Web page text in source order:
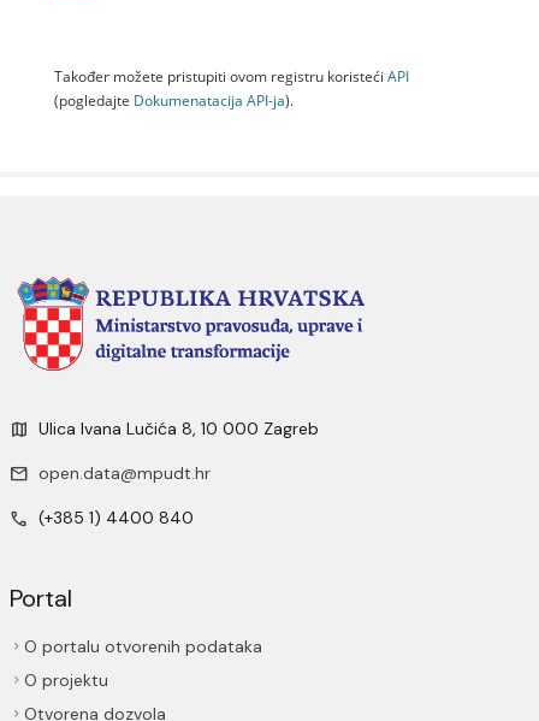
Također možete pristupiti ovom registru koristeći API
(pogledajte Dokumenаtаcijа API-jа).